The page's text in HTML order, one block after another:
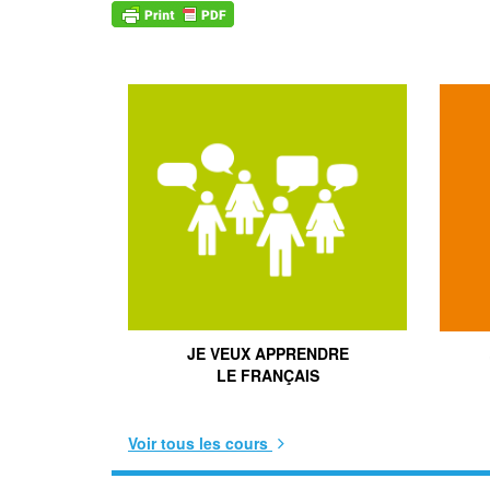
JE VEUX APPRENDRE
LE FRANÇAIS
Voir tous les cours